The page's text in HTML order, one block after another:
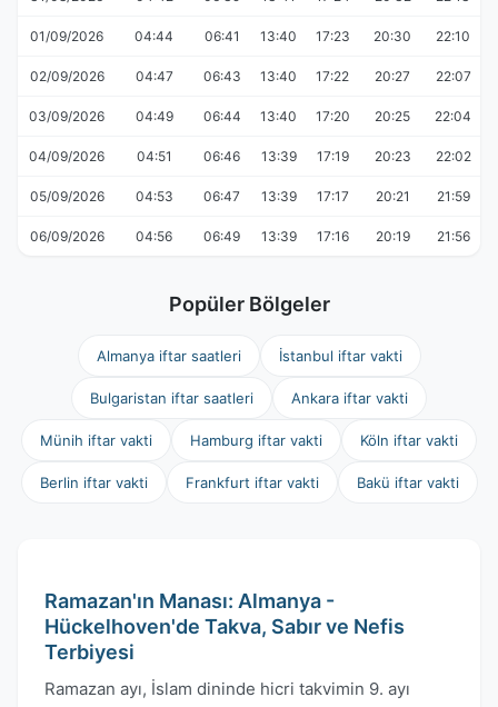
01/09/2026 04:44 06:41 13:40 17:23 20:30 22:10
02/09/2026 04:47 06:43 13:40 17:22 20:27 22:07
03/09/2026 04:49 06:44 13:40 17:20 20:25 22:04
04/09/2026 04:51 06:46 13:39 17:19 20:23 22:02
05/09/2026 04:53 06:47 13:39 17:17 20:21 21:59
06/09/2026 04:56 06:49 13:39 17:16 20:19 21:56
Popüler Bölgeler
Almanya iftar saatleri İstanbul iftar vakti
Bulgaristan iftar saatleri Ankara iftar vakti
Münih iftar vakti Hamburg iftar vakti Köln iftar vakti
Berlin iftar vakti Frankfurt iftar vakti Bakü iftar vakti
Ramazan'ın Manası: Almanya -
Hückelhoven'de Takva, Sabır ve Nefis
Terbiyesi
Ramazan ayı, İslam dininde hicri takvimin 9. ayı